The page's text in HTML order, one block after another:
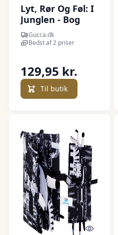
Lyt, Rør Og Føl: I
Junglen - Bog
Gucca.dk
Bedst af 2 priser
129,95 kr.
Til butik
Quick